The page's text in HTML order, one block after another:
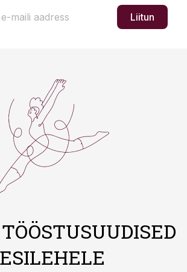
Liitun
ESILEHELE